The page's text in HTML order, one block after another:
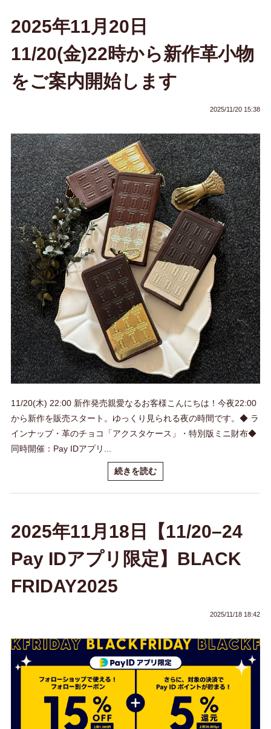
2025年11月20日
11/20(金)22時から新作革小物
をご案内開始します
2025/11/20 15:38
11/20(木) 22:00 新作発売親愛なるお客様こんにちは！今夜22:00
から新作を販売スタート。ゆっくり見られる夜の時間です。◆ ラ
インナップ・革のチョコ「アクスタケース」・特別版ミニ財布◆
同時開催：Pay IDアプリ...
続きを読む
2025年11月18日【11/20–24
Pay IDアプリ限定】BLACK
FRIDAY2025
2025/11/18 18:42